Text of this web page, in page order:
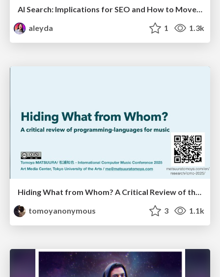
aleyda
1 1.3k
Hiding What from Whom? A Critical Review of the History of Programming languages for Music
tomoyanonymous
3 1.1k